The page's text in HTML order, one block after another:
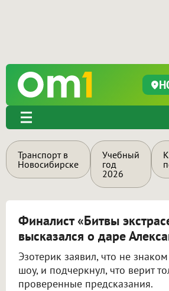
Транспорт в
Новосибирске
Учебный
год
2026
Финалист «Битвы
высказался о даре
Эзотерик заявил, что не
шоу, и подчеркнул, что верит
проверенные предсказания.